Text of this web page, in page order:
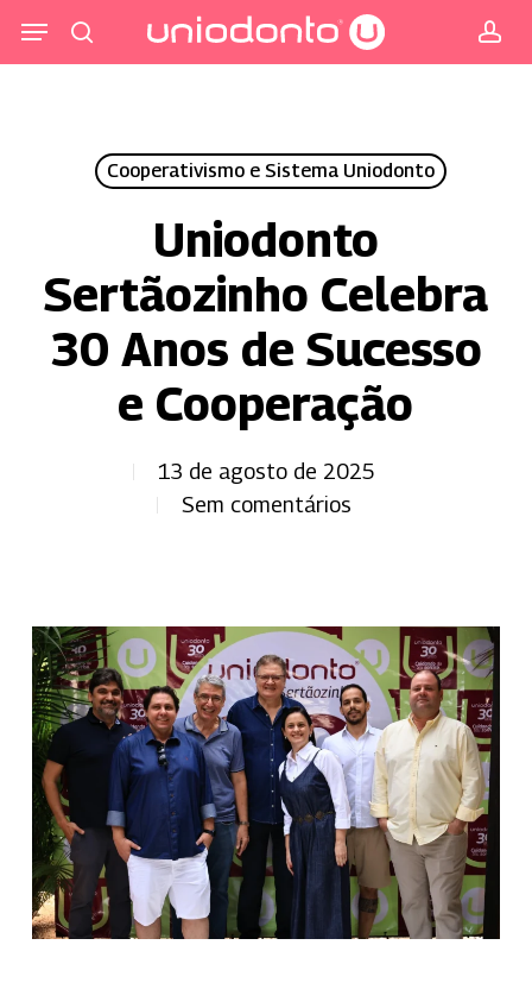
para
Menu
Cooperativismo e Sistema Uniodonto
Uniodonto
Sertãozinho Celebra
30 Anos de Sucesso
e Cooperação
13 de agosto de 2025
Sem comentários